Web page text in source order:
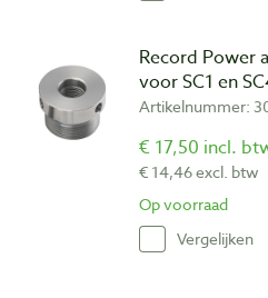
Record Power
voor SC1 en
Artikelnummer:
€ 17,50 incl.
€ 14,46 excl. btw
Op voorraad
Vergelijken